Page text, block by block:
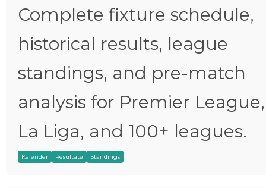
Complete fixture schedule,
historical results, league
standings, and pre-match
analysis for Premier League,
La Liga, and 100+ leagues.
Kalender Resultate Standings